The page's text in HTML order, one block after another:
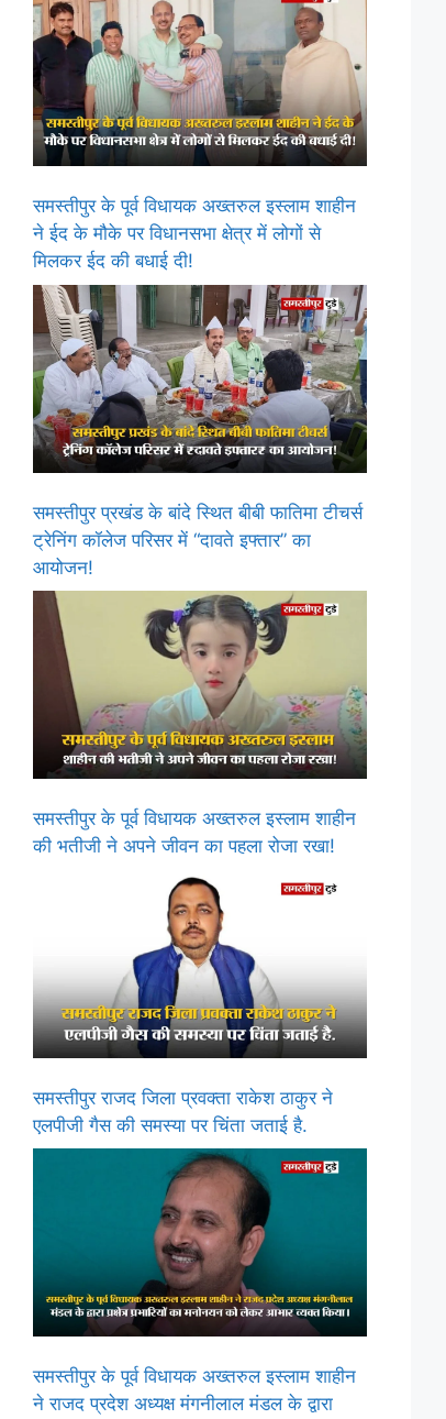
समस्तीपुर के पूर्व विधायक अख्तरुल इस्लाम शाहीन
ने ईद के मौके पर विधानसभा क्षेत्र में लोगों से
मिलकर ईद की बधाई दी!
समस्तीपुर प्रखंड के बांदे स्थित बीबी फातिमा टीचर्स
ट्रेनिंग कॉलेज परिसर में “दावते इफ्तार” का
आयोजन!
समस्तीपुर के पूर्व विधायक अख्तरुल इस्लाम शाहीन
की भतीजी ने अपने जीवन का पहला रोजा रखा!
समस्तीपुर राजद जिला प्रवक्ता राकेश ठाकुर ने
एलपीजी गैस की समस्या पर चिंता जताई है.
समस्तीपुर के पूर्व विधायक अख्तरुल इस्लाम शाहीन
ने राजद प्रदेश अध्यक्ष मंगनीलाल मंडल के द्वारा